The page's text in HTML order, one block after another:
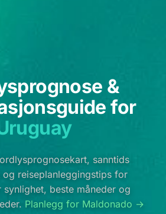
&
for
sanntids
og reiseplanleggingstips for
synlighet, beste måneder og
Planlegg for Maldonado →